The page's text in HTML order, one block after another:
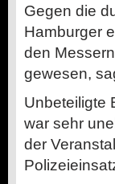
Gegen die
Hamburger
den
gewesen,
Unbeteiligte
war sehr
der